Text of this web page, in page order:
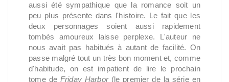
aussi été sympathique que la romance soit un
peu plus présente dans l'histoire. Le fait que les
deux personnages soient aussi rapidement
tombés amoureux laisse perplexe. L'auteur ne
nous avait pas habitués à autant de facilité. On
passe malgré tout un très bon moment et, comme
d'habitude, on est impatient de lire le prochain
tome de Friday Harbor(le premier de la série en